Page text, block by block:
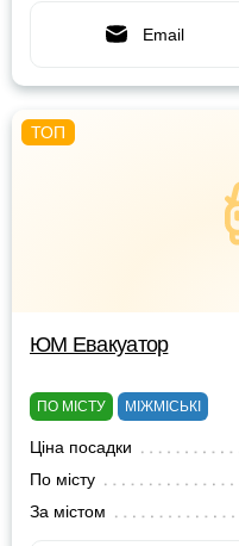
Email
ЮМ Евакуатор
ПО МІСТУ МІЖМІСЬКІ
Ціна посадки
По місту
За містом